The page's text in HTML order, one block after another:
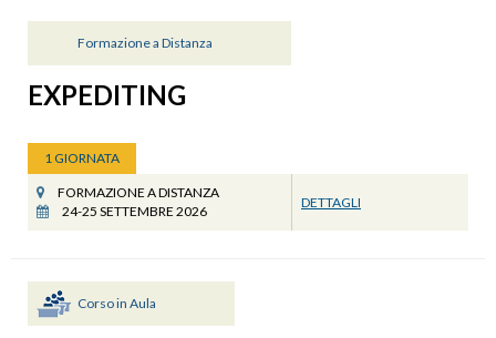
Formazione a Distanza
EXPEDITING
1 GIORNATA
FORMAZIONE A DISTANZA
24-25 SETTEMBRE 2026
DETTAGLI
Corso in Aula